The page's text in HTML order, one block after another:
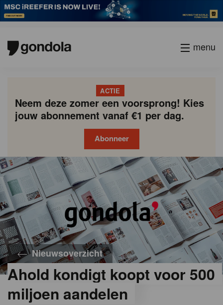
menu
ACTIE
Neem deze zomer een voorsprong! Kies
jouw abonnement vanaf €1 per dag.
Abonneer
Nieuwsoverzicht
Ahold kondigt koopt voor 500
miljoen aandelen
Gondola
academy
Gondola
society